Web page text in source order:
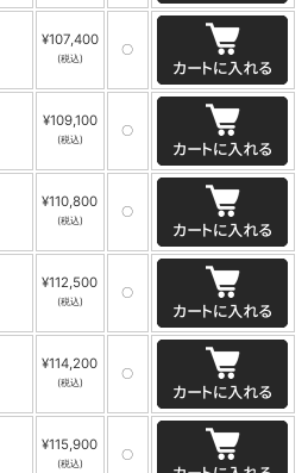
¥107,400
(税込)
〇
¥109,100
(税込)
〇
¥110,800
(税込)
〇
¥112,500
(税込)
〇
¥114,200
(税込)
〇
¥115,900
(税込)
〇